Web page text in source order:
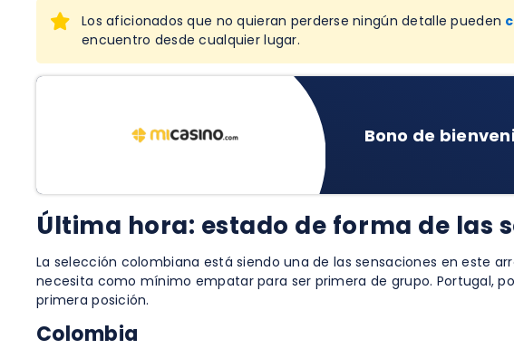
Los aficionados que no quieran perderse ningún detalle pueden
encuentro desde cualquier lugar.
Bono de
Última hora: estado de forma de las
La selección colombiana está siendo una de las sensaciones en este
necesita como mínimo empatar para ser primera de grupo. Portugal,
primera posición.
Colombia